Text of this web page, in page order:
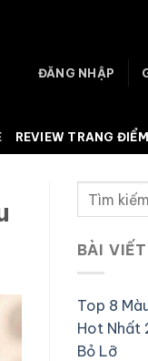
ĐĂNG NHẬP
REVIEW TRANG ĐIỂM
BÀI
Top 8
Hot Nhất
Bỏ Lỡ